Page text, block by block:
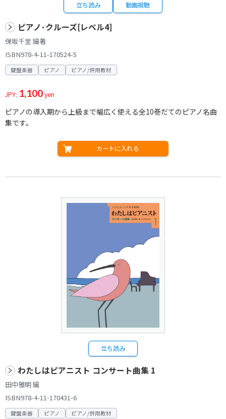
立ち読み 動画視聴
ピアノ･クルーズ[レベル4]
保坂千里 編著
ISBN978-4-11-170524-5
鍵盤楽器 ピアノ ピアノ/併用教材
JPY: 1,100yen
ピアノの導入期から上級まで幅広く使える全10巻だてのピアノ名曲
集です。
カートに入れる
立ち読み
わたしはピアニスト コンサート曲集 1
田中雅明 編
ISBN978-4-11-170431-6
鍵盤楽器 ピアノ ピアノ/併用教材